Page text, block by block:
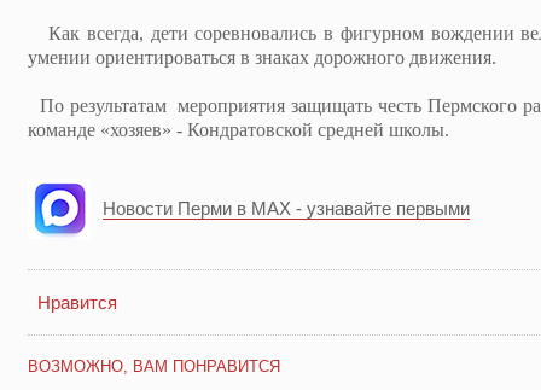
Как всегда, дети соревновались в фигурном вождении
умении ориентироваться в знаках дорожного движения.
По результатам мероприятия защищать честь Пермского
команде «хозяев» - Кондратовской средней школы.
Новости Перми в MAX - узнавайте первыми
Нравится
ВОЗМОЖНО, ВАМ ПОНРАВИТСЯ